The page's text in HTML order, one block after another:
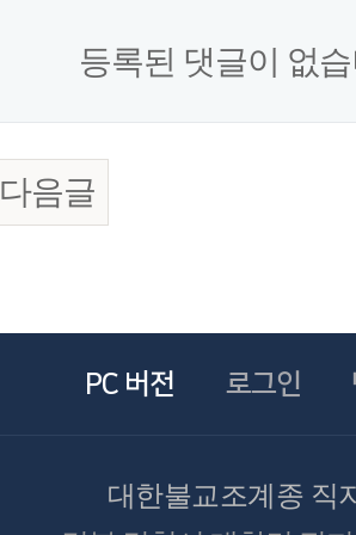
등록된 댓글이 없
다음글
PC 버전 로그인
대한불교조계종 직